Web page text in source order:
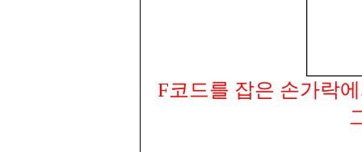
F코드를 잡은 손가락